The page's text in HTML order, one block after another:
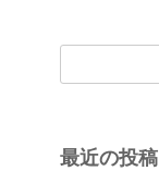
索:
最近の投稿